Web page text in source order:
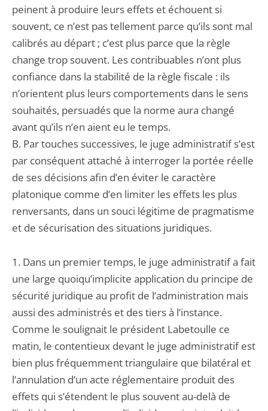
peinent à produire leurs effets et échouent si
souvent, ce n’est pas tellement parce qu’ils sont mal
calibrés au départ ; c’est plus parce que la règle
change trop souvent. Les contribuables n’ont plus
confiance dans la stabilité de la règle fiscale : ils
n’orientent plus leurs comportements dans le sens
souhaités, persuadés que la norme aura changé
avant qu’ils n’en aient eu le temps.
B. Par touches successives, le juge administratif s’est
par conséquent attaché à interroger la portée réelle
de ses décisions afin d’en éviter le caractère
platonique comme d’en limiter les effets les plus
renversants, dans un souci légitime de pragmatisme
et de sécurisation des situations juridiques.
1. Dans un premier temps, le juge administratif a fait
une large quoiqu’implicite application du principe de
sécurité juridique au profit de l’administration mais
aussi des administrés et des tiers à l’instance.
Comme le soulignait le président Labetoulle ce
matin, le contentieux devant le juge administratif est
bien plus fréquemment triangulaire que bilatéral et
l’annulation d’un acte réglementaire produit des
effets qui s’étendent le plus souvent au-delà de